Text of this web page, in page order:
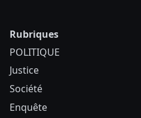
Rubriques
POLITIQUE
Justice
Société
Enquête